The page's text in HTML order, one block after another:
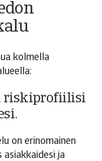
kolmella
riskiprofiilisi
on erinomainen
ja